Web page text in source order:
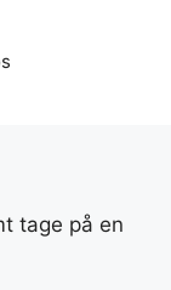
tage på en